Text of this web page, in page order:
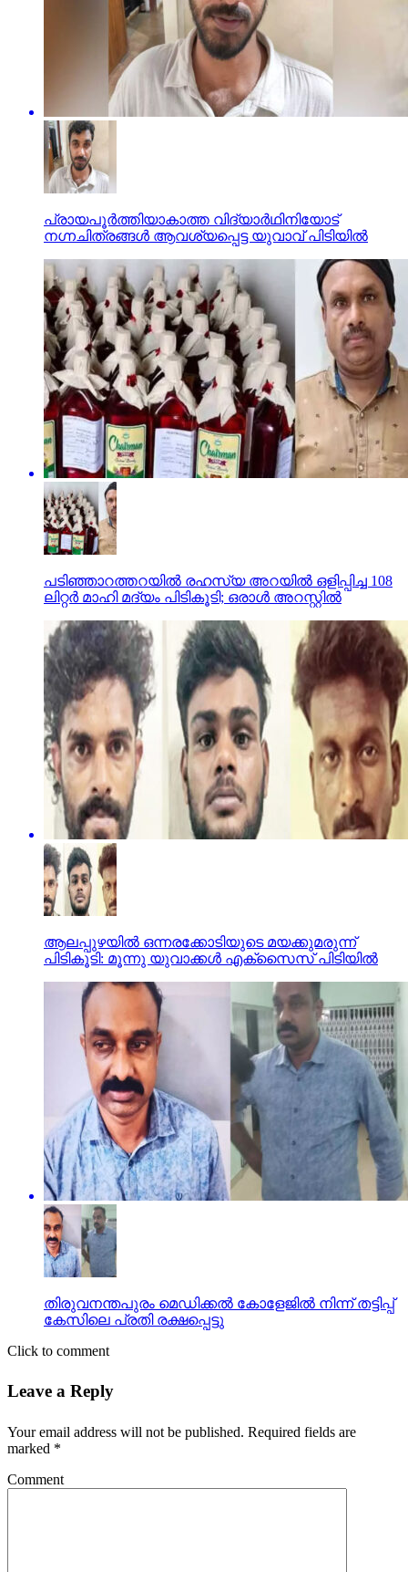
പ്രായപൂര്‍ത്തിയാകാത്ത വിദ്യാര്‍ഥിനിയോട്
നഗ്നചിത്രങ്ങള്‍ ആവശ്യപ്പെട്ട യുവാവ് പിടിയില്‍
പടിഞ്ഞാറത്തറയില്‍ രഹസ്യ അറയില്‍ ഒളിപ്പിച്ച 108
ലിറ്റര്‍ മാഹി മദ്യം പിടികൂടി; ഒരാള്‍ അറസ്റ്റില്‍
ആലപ്പുഴയില്‍ ഒന്നരക്കോടിയുടെ മയക്കുമരുന്ന്
പിടികൂടി: മൂന്നു യുവാക്കള്‍ എക്സൈസ് പിടിയില്‍
തിരുവനന്തപുരം മെഡിക്കല്‍ കോളേജില്‍ നിന്ന് തട്ടിപ്പ്
കേസിലെ പ്രതി രക്ഷപ്പെട്ടു
Click to comment
Leave a Reply
Your email address will not be published. Required fields are
marked *
Comment